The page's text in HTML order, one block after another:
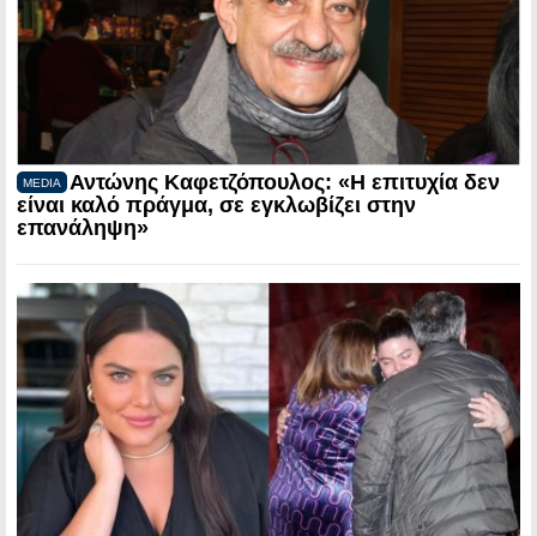
MEDIA
Αντώνης Καφετζόπουλος: «Η επιτυχία δεν
είναι καλό πράγμα, σε εγκλωβίζει στην
επανάληψη»